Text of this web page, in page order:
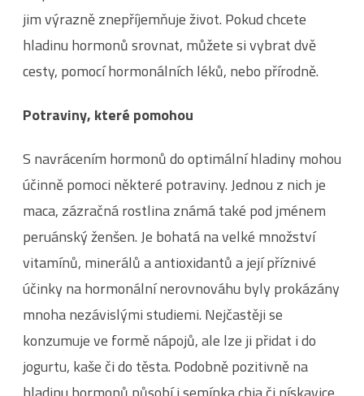
jim výrazně znepříjemňuje život. Pokud chcete
hladinu hormonů srovnat, můžete si vybrat dvě
cesty, pomocí hormonálních léků, nebo přírodně.
Potraviny, které pomohou
S navrácením hormonů do optimální hladiny mohou
účinně pomoci některé potraviny. Jednou z nich je
maca, zázračná rostlina známá také pod jménem
peruánský ženšen. Je bohatá na velké množství
vitamínů, minerálů a antioxidantů a její příznivé
účinky na hormonální nerovnováhu byly prokázány
mnoha nezávislými studiemi. Nejčastěji se
konzumuje ve formě nápojů, ale lze ji přidat i do
jogurtu, kaše či do těsta. Podobně pozitivně na